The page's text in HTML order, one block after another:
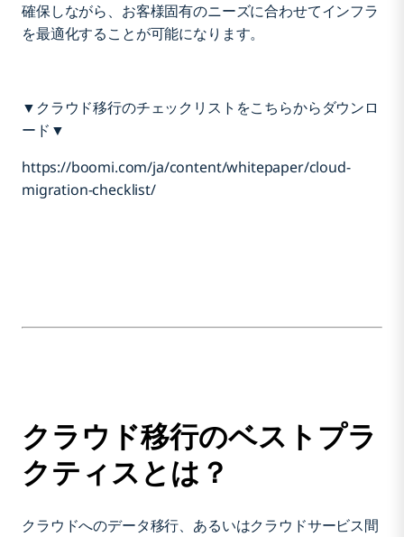
確保しながら、お客様固有のニーズに合わせてインフラ
を最適化することが可能になります。
▼クラウド移行のチェックリストをこちらからダウンロ
ード▼
https://boomi.com/ja/content/whitepaper/cloud-
migration-checklist/
クラウド移行のベストプラ
クティスとは？
クラウドへのデータ移行、あるいはクラウドサービス間
リロケート（リプレイス）
リパーチェイス
Cooke Aquakultur社のクラウド移行事例